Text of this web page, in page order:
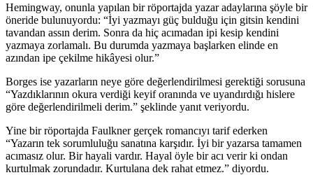
Hemingway, onunla yapılan bir röportajda yazar adaylarına şöyle bir
öneride bulunuyordu: “İyi yazmayı güç bulduğu için gitsin kendini
tavandan assın derim. Sonra da hiç acımadan ipi kesip kendini
yazmaya zorlamalı. Bu durumda yazmaya başlarken elinde en
azından ipe çekilme hikâyesi olur.”
Borges ise yazarların neye göre değerlendirilmesi gerektiği sorusuna
“Yazdıklarının okura verdiği keyif oranında ve uyandırdığı hislere
göre değerlendirilmeli derim.” şeklinde yanıt veriyordu.
Yine bir röportajda Faulkner gerçek romancıyı tarif ederken
“Yazarın tek sorumluluğu sanatına karşıdır. İyi bir yazarsa tamamen
acımasız olur. Bir hayali vardır. Hayal öyle bir acı verir ki ondan
kurtulmak zorundadır. Kurtulana dek rahat etmez.” diyordu.